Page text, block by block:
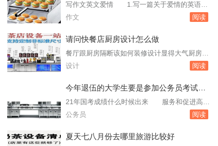
用就不太大了。这个时候可以把它作为一种隔
断，在上面悬挂上比较有档次的油画或者仿油
写作文英文爱情 1.写一篇关于爱情的英语作
文ThePositiveMeaningsofLoveWe''dliketoshare
meanstha。选择的人不知所措的人看看大海吧J
作文 阅读
请问快餐店厨房设计怎么做
餐厅跟厨房隔断该如何装修设计显得大气厨房与
餐厅设计效果哪种 餐厅厨房的隔断是一个技
关利用更为广泛。住房面积小，餐厅只能跟客厅
要看到餐厅。那么厨房餐厅隔断如何设计，一起
来欣赏厨房餐厅装修效果图。开放式厨房与小吧
设计 阅读
今年退伍的大学生要是参加公务员考试的
话都考哪些科目呢跟社会上
21年国考成绩什么时候出来 服务和促进高校
毕业生就业工作。刚刚退伍的小岳今年是第一次
达“千人选一”，但小岳表示这并不会对他的心态
公务员 阅读
夏天七八月份去哪里旅游比较好